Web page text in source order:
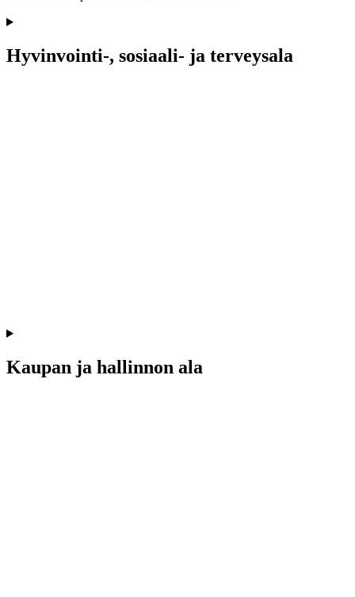
Hyvinvointi-, sosiaali- ja terveysala
Kaupan ja hallinnon ala